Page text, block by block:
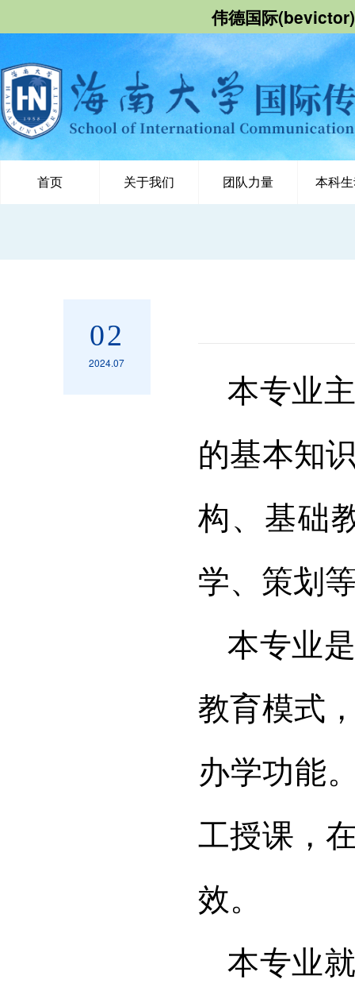
伟德国际
首页 关于我们 团队力量 本科
02
2024.07
本专业
的基本知
构、基础
学、策划
本专业
教育模式
办学功能
工授课，
效。
本专业